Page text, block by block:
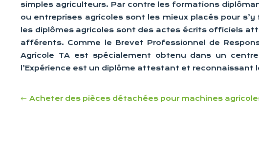
simples agriculteurs. Par contre les formations
ou entreprises agricoles sont les mieux placés pour
les diplômes agricoles sont des actes écrits officiels
afférents. Comme le Brevet Professionnel de
Agricole TA est spécialement obtenu dans un
l’Expérience est un diplôme attestant et
Acheter des pièces détachées pour machines